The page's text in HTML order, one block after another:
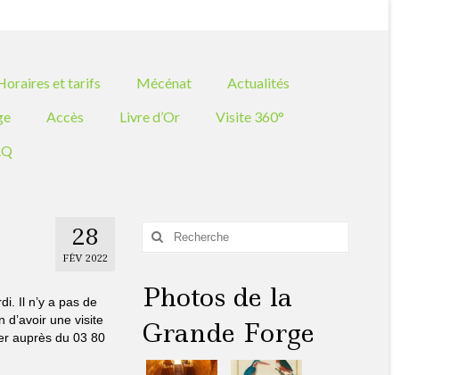
et tarifs Mécénat
Actualités
Accès Livre d’Or
Visite 360°
28
FÉV 2022
Il n’y a pas de
d’avoir une visite
auprès du 03 80
Rechercher
Photos de la
Grande Forge